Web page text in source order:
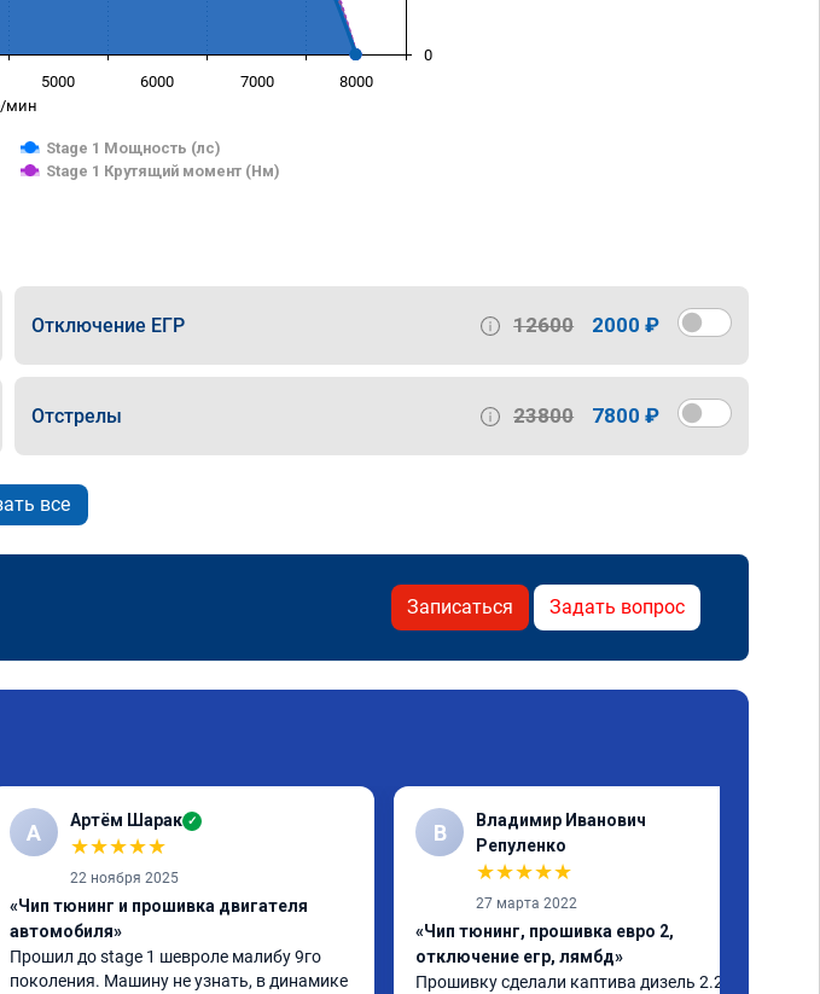
мин
Stage 1 Мощность (лс)
Stage 1 Крутящий момент (Нм)
5000 6000 7000 8000
0
Отключение ЕГР 12600 2000 ₽
Отстрелы 23800 7800 ₽
все
Записаться Задать вопрос
А Артём Шарак ✓
★★★★★
22 ноября 2025
«Чип тюнинг и прошивка двигателя
автомобиля»
Прошил до stage 1 шевроле малибу 9го
поколения. Машину не узнать, в динамике
В
Владимир Иванович
Репуленко
★★★★★
27 марта 2022
«Чип тюнинг, прошивка евро 2,
отключение егр, лямбд»
Прошивку сделали каптива дизель 2.2